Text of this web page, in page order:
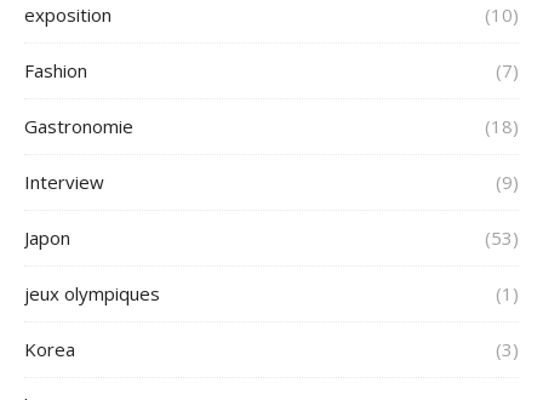
exposition (10)
Fashion (7)
Gastronomie (18)
Interview (9)
Japon (53)
jeux olympiques (1)
Korea (3)